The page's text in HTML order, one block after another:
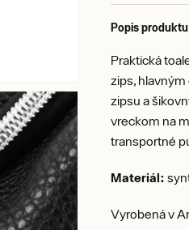
Popis produktu
Praktická
zips,
zipsu a
vreckom na
transportné
Materiál:
Vyrobená v